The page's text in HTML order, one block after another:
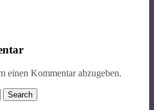
einen Kommentar abzugeben.